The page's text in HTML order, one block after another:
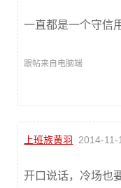
一直都是一个守信
跟帖来自电脑端
上班族黄羽 2014-11-
开口说话，冷场也